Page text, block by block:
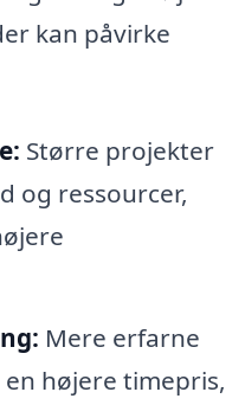
kan påvirke
Større projekter
og ressourcer,
Mere erfarne
højere timepris,